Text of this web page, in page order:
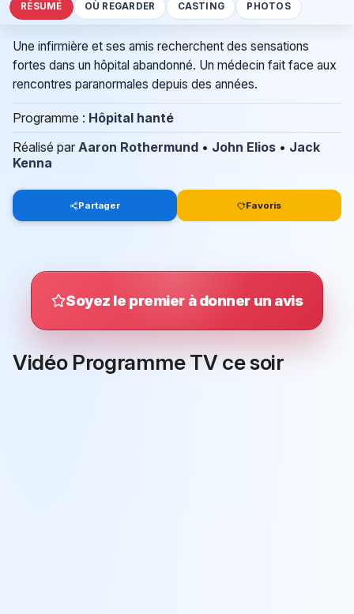
RÉSUMÉ OÙ REGARDER CASTING PHOTOS
Une infirmière et ses amis recherchent des sensations
fortes dans un hôpital abandonné. Un médecin fait face aux
rencontres paranormales depuis des années.
Programme : Hôpital hanté
Réalisé par Aaron Rothermund • John Elios • Jack
Kenna
Partager Favoris
Soyez le premier à donner un avis
Vidéo Programme TV ce soir